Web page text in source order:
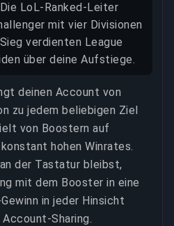
Die LoL-Ranked-Leiter
mit vier Divisionen
verdienten League
über deine Aufstiege.
deinen Account von
zu jedem beliebigen Ziel
von Boostern auf
hohen Winrates.
der Tastatur bleibst,
mit dem Booster in eine
in jeder Hinsicht
Sharing.